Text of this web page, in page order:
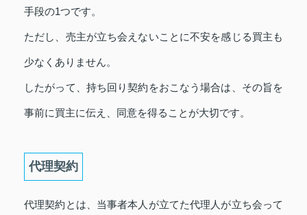
手段の1つです。
ただし、売主が立ち会えないことに不安を感じる買主も
少なくありません。
したがって、持ち回り契約をおこなう場合は、その旨を
事前に買主に伝え、同意を得ることが大切です。
代理契約
代理契約とは、当事者本人が立てた代理人が立ち会って